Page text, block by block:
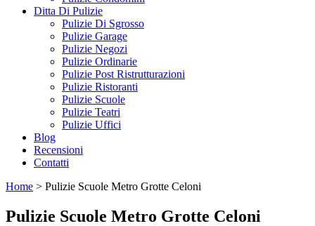
Ditta Di Pulizie
Pulizie Di Sgrosso
Pulizie Garage
Pulizie Negozi
Pulizie Ordinarie
Pulizie Post Ristrutturazioni
Pulizie Ristoranti
Pulizie Scuole
Pulizie Teatri
Pulizie Uffici
Blog
Recensioni
Contatti
Home > Pulizie Scuole Metro Grotte Celoni
Pulizie Scuole Metro Grotte Celoni